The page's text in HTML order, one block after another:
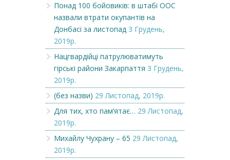
Понад 100 бойовиків: в штабі ООС
назвали втрати окупантів на
Донбасі за листопад 3 Грудень,
2019р.
Нацгвардійці патрулюватимуть
гірські райони Закарпаття 3 Грудень,
2019р.
(без назви) 29 Листопад, 2019р.
Для тих, хто пам’ятає… 29 Листопад,
2019р.
Михайлу Чухрану – 65 29 Листопад,
2019р.